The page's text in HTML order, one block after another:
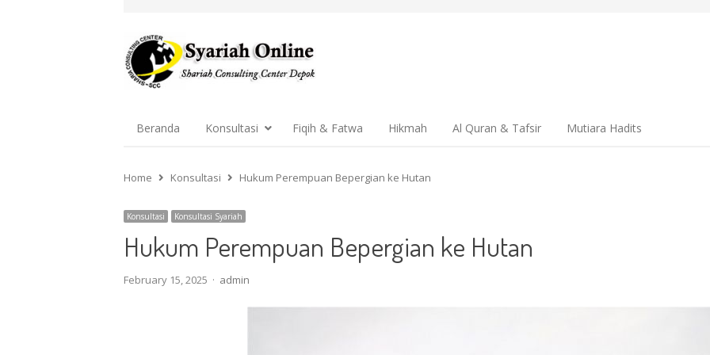
Beranda Konsultasi Fiqih & Fatwa Hikmah Al Quran & Tafsir Mutiara Hadits
Home
Konsultasi Hukum Perempuan Bepergian ke Hutan
Konsultasi Konsultasi Syariah
Hukum Perempuan Bepergian ke Hutan
February 15, 2025 Author
admin